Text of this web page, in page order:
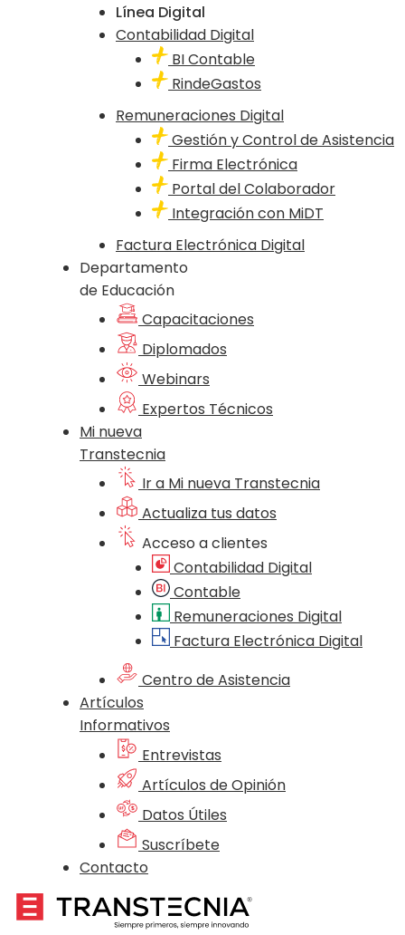
Línea Digital
Contabilidad Digital
BI Contable
RindeGastos
Remuneraciones Digital
Gestión y Control de Asistencia
Firma Electrónica
Portal del Colaborador
Integración con MiDT
Factura Electrónica Digital
Departamento
de Educación
Capacitaciones
Diplomados
Webinars
Expertos Técnicos
Mi nueva
Transtecnia
Ir a Mi nueva Transtecnia
Actualiza tus datos
Acceso a clientes
Contabilidad Digital
Contable
Remuneraciones Digital
Factura Electrónica Digital
Centro de Asistencia
Artículos
Informativos
Entrevistas
Artículos de Opinión
Datos Útiles
Suscríbete
Contacto